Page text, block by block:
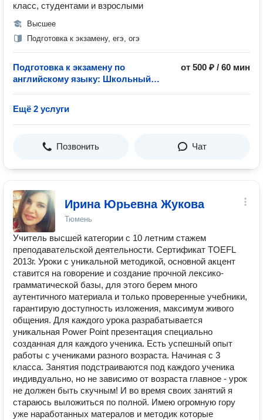
класс, студентами и взрослыми
Высшее
Подготовка к экзамену, егэ, огэ
Подготовка к экзамену по
английскому языку: Школьный
от 500 ₽ / 60 мин
Ещё 2 услуги
Позвонить Чат
Ирина Юрьевна Жукова
Тюмень
Учитель высшей категории с 10 летним стажем
преподавательской деятельности. Сертификат TOEFL
2013г. Уроки с уникальной методикой, основной акцент
ставится на говорение и создание прочной лексико-
грамматической базы, для этого берем много
аутентичного материала и только проверенные учебники,
гарантирую доступность изложения, максимум живого
общения. Для каждого урока разрабатывается
уникальная Power Point презентация специально
созданная для каждого ученика. Есть успешный опыт
работы с учениками разного возраста. Начиная с 3
класса. Занятия подстраиваются под каждого ученика
индивдуально, но не зависимо от возраста главное - урок
не должен быть скучным! И во время своих занятий я
стараюсь выложиться по полной. Имею огромную гору
уже наработанных матералов и методик которые